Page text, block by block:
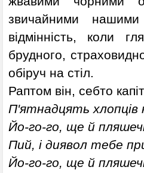
звичайними
відмінність, коли
брудного,
обіруч на стіл.
Раптом він, себто
П'ятнадцять хлопців
Йо-го-го, ще й
Пий, і диявол тебе
Йо-го-го, ще й